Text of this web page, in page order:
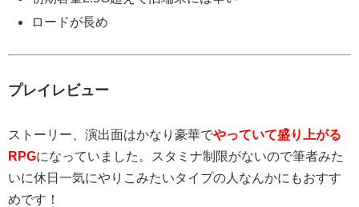
ロードが長め
プレイレビュー
ストーリー、演出面はかなり豪華でやっていて盛り上がる
RPGになっていました。スタミナ制限がないので筆者みた
いに休日一気にやりこみたいタイプの人なんかにもおすす
めです！